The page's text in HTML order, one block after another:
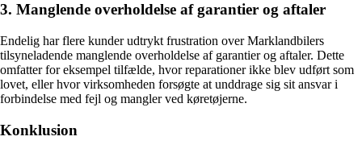
3. Manglende overholdelse af garantier og aftaler
Endelig har flere kunder udtrykt frustration over Marklandbilers
tilsyneladende manglende overholdelse af garantier og aftaler. Dette
omfatter for eksempel tilfælde, hvor reparationer ikke blev udført som
lovet, eller hvor virksomheden forsøgte at unddrage sig sit ansvar i
forbindelse med fejl og mangler ved køretøjerne.
Konklusion